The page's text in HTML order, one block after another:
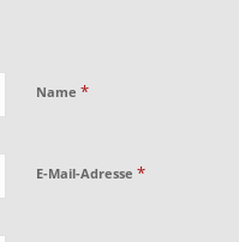
Name *
E-Mail-Adresse *